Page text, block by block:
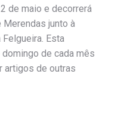
de maio e decorrerá
Merendas junto à
Esta
de cada mês
artigos de outras